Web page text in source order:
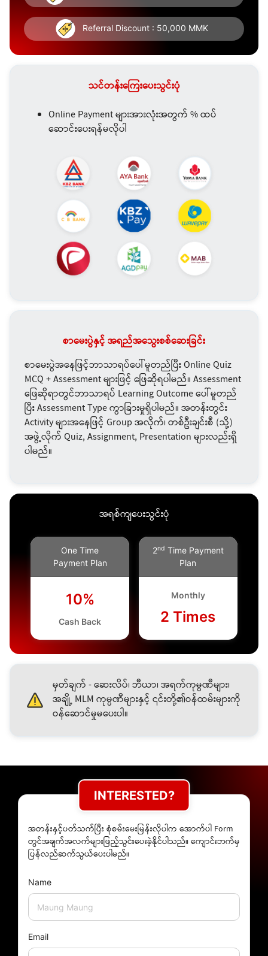
Referral Discount : 50,000 MMK
သင်တန်းကြေးပေးသွင်းပုံ
Online Payment များအားလုံးအတွက် % ထပ်
ဆောင်းပေးရန်မလိုပါ
စာမေးပွဲနှင့် အရည်အသွေးစစ်ဆေးခြင်း
စာမေးပွဲအနေဖြင့်ဘာသာရပ်ပေါ်မူတည်ပြီး Online Quiz
MCQ + Assessment များဖြင့် ဖြေဆိုရပါမည်။ Assessment
ဖြေဆိုရာတွင်ဘာသာရပ် Learning Outcome ပေါ်မူတည်
ပြီး Assessment Type ကွာခြားမှုရှိပါမည်။ အတန်းတွင်း
Activity များအနေဖြင့် Group အလိုက်၊ တစ်ဦးချင်းစီ (သို့)
အဖွဲ့လိုက် Quiz, Assignment, Presentation များလည်းရှိ
ပါမည်။
အရစ်ကျပေးသွင်းပုံ
One Time
Payment Plan
10%
Cash Back
2nd Time Payment
Plan
Monthly
2 Times
မှတ်ချက် - ဆေးလိပ်၊ ဘီယာ၊ အရက်ကုမ္ပဏီများ၊
အချို့ MLM ကုမ္ပဏီများနှင့် ၎င်းတို့၏ဝန်ထမ်းများကို
ဝန်ဆောင်မှုမပေးပါ။
INTERESTED?
အတန်းနှင့်ပတ်သက်ပြီး စုံစမ်းမေးမြန်းလိုပါက အောက်ပါ Form
တွင်အချက်အလက်များဖြည့်သွင်းပေးခဲ့နိုင်ပါသည်။ ကျောင်းဘက်မှ
ပြန်လည်ဆက်သွယ်ပေးပါမည်။
Name
Email